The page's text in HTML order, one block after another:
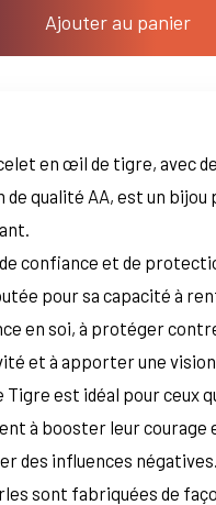
Bracelet
boule
8
AA
TAILLE
Ajouter au panier
en œil de tigre, avec
de qualité AA, est un bijou
confiance et de
pour sa capacité à
en soi, à protéger
et à apporter une
Tigre est idéal pour ceux
à booster leur courage
des influences
sont fabriquées de